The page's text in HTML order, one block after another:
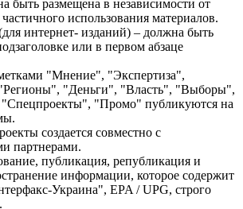
быть размещена в независимости от
использования материалов.
интернет- изданий) – должна быть
или в первом абзаце
"Мнение", "Экспертиза",
"Деньги", "Власть", "Выборы",
"Спецпроекты", "Промо" публикуются на
создается совместно с
партнерами.
публикация, републикация и
информации, которое содержит
Украина", EPA / UPG, строго